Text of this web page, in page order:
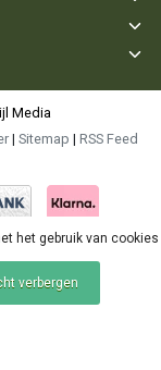
Media
| Sitemap | RSS Feed
het gebruik van cookies
verbergen